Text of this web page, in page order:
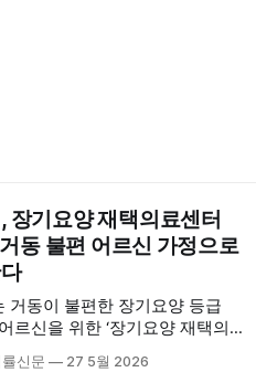
장기요양 재택의료센터
동 불편 어르신 가정으로
거동이 불편한 장기요양 등급
르신을 위한 ‘장기요양 재택의
월 대천중앙병원, 천진한의원
신문 27 5월 2026